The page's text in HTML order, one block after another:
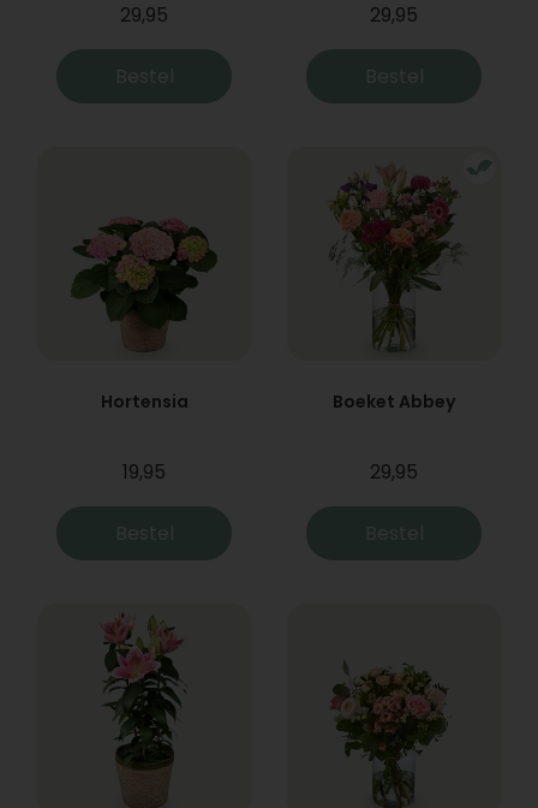
29,95
Bestel
29,95
Bestel
Hortensia
19,95
Bestel
Boeket Abbey
29,95
Bestel